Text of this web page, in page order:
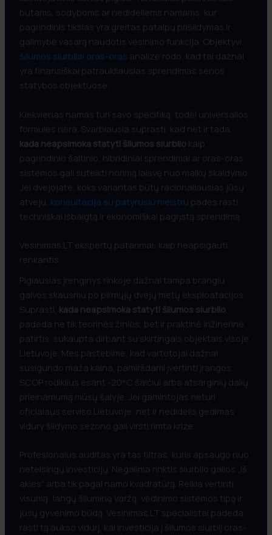
Pridėti nuotraukų ar projektą
Drag and Drop (or)Choose Files
Siųsti Užklausą
butams, sodyboms ar nedideliems namams, kur
pagrindinis tikslas yra greitas patalpų prišildymas ir
galimybė vasarą naudotis vėsinimo funkcija. Objektyvi
šilumos siurbliai oras-oras analizė rodo, kad tai dažnai
yra finansiškai patraukliausias sprendimas senos
statybos objektuose.
Kiekvienas namas turi savo specifiką, todėl universalios
formulės nėra. Svarbiausia suprasti, kad net ir tada,
kada neapsimoka statyti šilumos siurblio kaip
pagrindinio šaltinio, hibridiniai sprendimai ar oras-oras
sistemos gali suteikti norimą laisvę nuo malkų skaldymo.
Jei dvejojate, koks variantas būtų racionaliausias jūsų
atveju, konsultacija su patyrusiu meistru padės rasti
techniškai išbaigtą ir ekonomiškai pagrįstą sprendimą.
Vesinimas.LT ekspertų patarimai: kaip neapsigauti
renkantis
Pigiausias įrenginys rinkoje dažnai tampa brangiu
galvos skausmu po pirmųjų dvejų metų eksploatacijos.
Suprasti, kada neapsimoka statyti šilumos siurblio,
padeda ne tik teorinės žinios, bet ir praktinė inžinerinė
patirtis, sukaupta dirbant su skirtingais objektais visoje
Lietuvoje. Mes pastebime, kad vartotojai dažnai
susigundo maža kaina, pamiršdami įvertinti įrangos
SCOP rodiklius esant -20°C šalčiui arba atsarginių dalių
prieinamumą mūsų šalyje. Jei gamintojas neturi
oficialaus serviso Lietuvoje, net ir nedidelis gedimas
vidury šildymo sezono gali virsti rimta krize.
Profesionalus auditas yra tas filtras, kuris apsaugo nuo
neteisingų investicijų. Negalima rinktis siurblio galios „iš
akies“ arba tik pagal namo kvadratūrą. Reikia vertinti
visumą: langų šiluminę varžą, vėdinimo sistemos tipą ir
jūsų gyvenimo būdą. Vesinimas.LT specialistai padeda
rasti tą aukso vidurį, kai investicija į šilumos siurblį oras-